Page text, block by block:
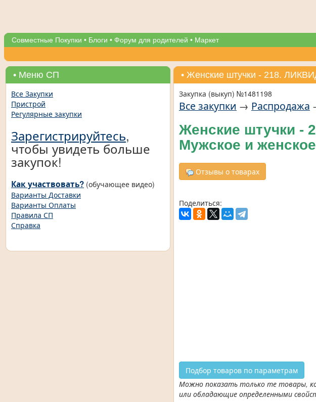
Совместные Покупки • Блоги • Форум для родителей • Маркет
• Меню СП
Все Закупки
Пристрой
Регулярные закупки
Зарегистрируйтесь,
чтобы увидеть больше
закупок!
Как участвовать? (обучающее видео)
Варианты Доставки
Варианты Оплаты
Правила СП
Справка
• Женские штучки - 218.
Закупка (выкуп) №1481198
Все закупки → Распродажа
Женские штучки -
Мужское и женское
Отзывы о товарах
Поделиться:
Подбор товаров по параметрам
Можно показать только те товары,
или обладающие определенными